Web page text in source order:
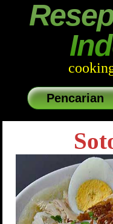
Pencarian